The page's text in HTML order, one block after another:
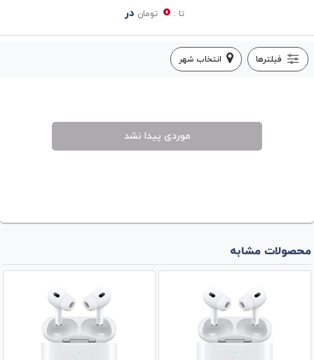
تا : 0 تومان در
فیلترها انتخاب شهر
موردی پیدا نشد
محصولات مشابه